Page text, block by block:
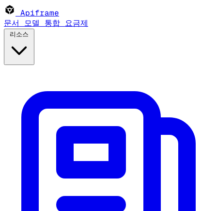
Apiframe
문서 모델 통합 요금제